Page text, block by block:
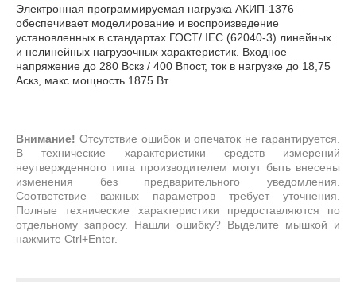
Электронная программируемая нагрузка АКИП-1376
обеспечивает моделирование и воспроизведение
установленных в стандартах ГОСТ/ IEC (62040-3) линейных
и нелинейных нагрузочных характеристик. Входное
напряжение до 280 Вскз / 400 Впост, ток в нагрузке до 18,75
Аскз, макс мощность 1875 Вт.
Внимание! Отсутствие ошибок и опечаток не гарантируется.
В технические характеристики средств измерений
неутвержденного типа производителем могут быть внесены
изменения без предварительного уведомления.
Соответствие важных параметров требует уточнения.
Полные технические характеристики предоставляются по
отдельному запросу. Нашли ошибку? Выделите мышкой и
нажмите Ctrl+Enter.